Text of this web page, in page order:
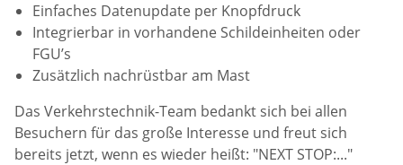
Einfaches Datenupdate per Knopfdruck
Integrierbar in vorhandene Schildeinheiten oder
FGU’s
Zusätzlich nachrüstbar am Mast
Das Verkehrstechnik-Team bedankt sich bei allen
Besuchern für das große Interesse und freut sich
bereits jetzt, wenn es wieder heißt: "NEXT STOP:..."